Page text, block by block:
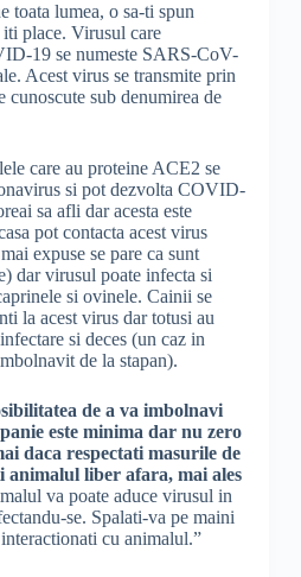
toata lumea, o sa-ti spun
place. Virusul care
19 se numeste SARS-CoV-
Acest virus se transmite prin
cunoscute sub denumirea de
care au proteine ACE2 se
si pot dezvolta COVID-
sa afli dar acesta este
pot contacta acest virus
expuse se pare ca sunt
dar virusul poate infecta si
si ovinele. Cainii se
la acest virus dar totusi au
si deces (un caz in
de la stapan).
de a va imbolnavi
este minima dar nu zero
daca respectati masurile de
animalul liber afara, mai ales
va poate aduce virusul in
se. Spalati-va pe maini
cu animalul.”